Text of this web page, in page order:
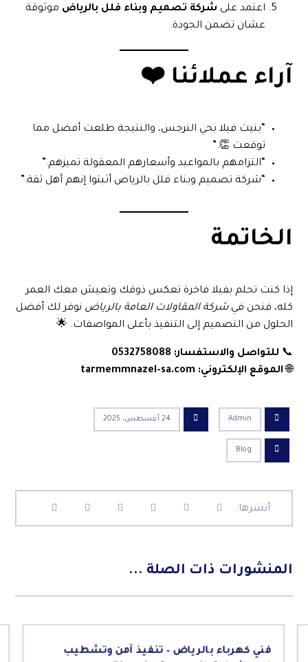
اعتمد على شركة تصميم وبناء فلل بالرياض موثوقة
عشان تضمن الجودة.
آراء عملائنا ❤️
“بنيت فيلا بحي النرجس، والنتيجة طلعت أفضل مما
توقعت 👏.”
“التزامهم بالمواعيد وأسعارهم المعقولة تميزهم.”
“شركة تصميم وبناء فلل بالرياض أثبتوا إنهم أهل ثقة.”
الخاتمة
إذا كنت تحلم بفيلا فاخرة تعكس ذوقك وتعيش معك العمر
كله، فنحن فيشركة المقاولات العامة بالرياض نوفر لك أفضل
الحلول من التصميم إلى التنفيذ بأعلى المواصفات. 🌟
📞 للتواصل والاستفسار: 0532758088
🌐الموقع الإلكتروني: tarmemmnazel-sa.com
Admin 24 أغسطس، 2025
Blog
المنشورات ذات الصلة ...
فني كهرباء بالرياض – تنفيذ آمن وتشطيب